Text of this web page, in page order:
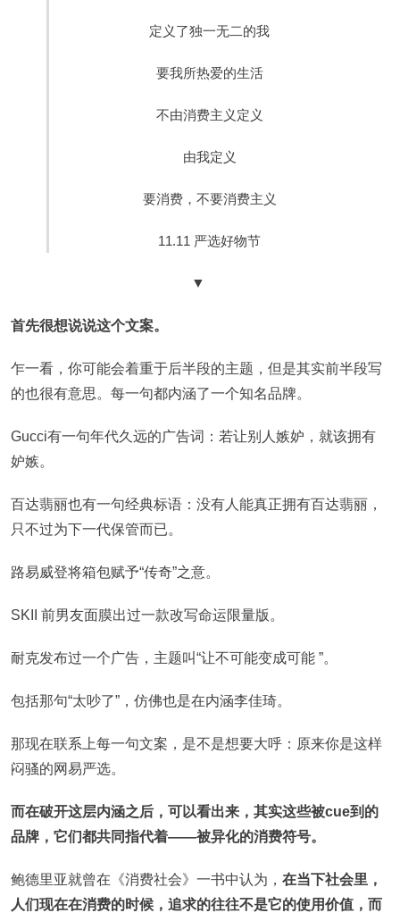
定义了独一无二的我
要我所热爱的生活
不由消费主义定义
由我定义
要消费，不要消费主义
11.11 严选好物节
▼
首先很想说说这个文案。
乍一看，你可能会着重于后半段的主题，但是其实前半段写
的也很有意思。每一句都内涵了一个知名品牌。
Gucci有一句年代久远的广告词：若让别人嫉妒，就该拥有
妒嫉。
百达翡丽也有一句经典标语：没有人能真正拥有百达翡丽，
只不过为下一代保管而已。
路易威登将箱包赋予“传奇”之意。
SKII 前男友面膜出过一款改写命运限量版。
耐克发布过一个广告，主题叫“让不可能变成可能 ”。
包括那句“太吵了”，仿佛也是在内涵李佳琦。
那现在联系上每一句文案，是不是想要大呼：原来你是这样
闷骚的网易严选。
而在破开这层内涵之后，可以看出来，其实这些被cue到的
品牌，它们都共同指代着——被异化的消费符号。
鲍德里亚就曾在《消费社会》一书中认为， 在当下社会里，
人们现在在消费的时候，追求的往往不是它的使用价值，而